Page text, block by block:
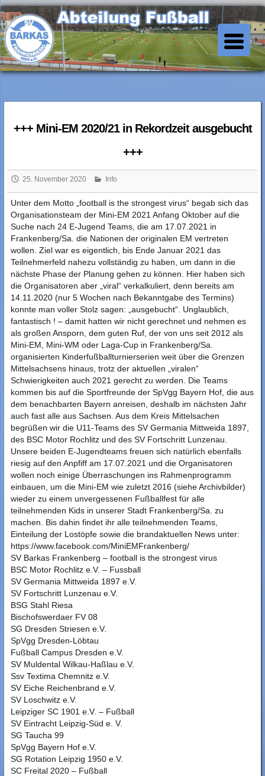
Skip
to
content
SV Barkas Abt. Fussball
+++ Mini-EM 2020/21 in Rekordzeit ausgebucht
+++
25. November 2020 Info
Unter dem Motto „football is the strongest virus“ begab sich das
Organisationsteam der Mini-EM 2021 Anfang Oktober auf die
Suche nach 24 E-Jugend Teams, die am 17.07.2021 in
Frankenberg/Sa. die Nationen der originalen EM vertreten
wollen. Ziel war es eigentlich, bis Ende Januar 2021 das
Teilnehmerfeld nahezu vollständig zu haben, um dann in die
nächste Phase der Planung gehen zu können. Hier haben sich
die Organisatoren aber „viral“ verkalkuliert, denn bereits am
14.11.2020 (nur 5 Wochen nach Bekanntgabe des Termins)
konnte man voller Stolz sagen: „ausgebucht“. Unglaublich,
fantastisch ! – damit hatten wir nicht gerechnet und nehmen es
als großen Ansporn, dem guten Ruf, der von uns seit 2012 als
Mini-EM, Mini-WM oder Laga-Cup in Frankenberg/Sa.
organisierten Kinderfußballturnierserien weit über die Grenzen
Mittelsachsens hinaus, trotz der aktuellen „viralen“
Schwierigkeiten auch 2021 gerecht zu werden. Die Teams
kommen bis auf die Sportfreunde der SpVgg Bayern Hof, die aus
dem benachbarten Bayern anreisen, deshalb im nächsten Jahr
auch fast alle aus Sachsen. Aus dem Kreis Mittelsachen
begrüßen wir die U11-Teams des SV Germania Mittweida 1897,
des BSC Motor Rochlitz und des SV Fortschritt Lunzenau.
Unsere beiden E-Jugendteams freuen sich natürlich ebenfalls
riesig auf den Anpfiff am 17.07.2021 und die Organisatoren
wollen noch einige Überraschungen ins Rahmenprogramm
einbauen, um die Mini-EM wie zuletzt 2016 (siehe Archivbilder)
wieder zu einem unvergessenen Fußballfest für alle
teilnehmenden Kids in unserer Stadt Frankenberg/Sa. zu
machen. Bis dahin findet ihr alle teilnehmenden Teams,
Einteilung der Lostöpfe sowie die brandaktuellen News unter:
https://www.facebook.com/MiniEMFrankenberg/
SV Barkas Frankenberg – football is the strongest virus
BSC Motor Rochlitz e.V. – Fussball
SV Germania Mittweida 1897 e.V.
SV Fortschritt Lunzenau e.V.
BSG Stahl Riesa
Bischofswerdaer FV 08
SG Dresden Striesen e.V.
SpVgg Dresden-Löbtau
Fußball Campus Dresden e.V.
SV Muldental Wilkau-Haßlau e.V.
Ssv Textima Chemnitz e.V.
SV Eiche Reichenbrand e.V.
SV Loschwitz e.V.
Leipziger SC 1901 e.V. – Fußball
SV Eintracht Leipzig-Süd e. V.
SG Taucha 99
SpVgg Bayern Hof e.V.
SG Rotation Leipzig 1950 e.V.
SC Freital 2020 – Fußball